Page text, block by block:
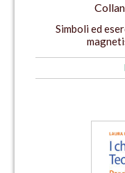
Simboli ed